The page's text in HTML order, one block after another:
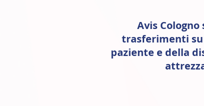
Avis
trasferimenti su
paziente e della